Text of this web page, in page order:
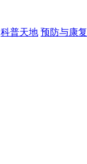
科普天地 预防与康复